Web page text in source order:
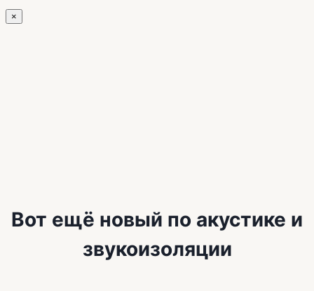
×
Вот ещё новый по акустике и
звукоизоляции